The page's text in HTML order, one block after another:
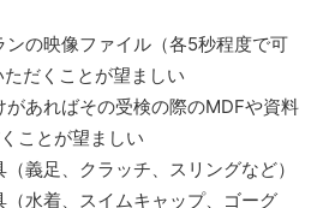
ンの映像ファイル（各5秒程度で可
だくことが望ましい
があればその受検の際のMDFや資料
ことが望ましい
義足、クラッチ、スリングなど）
（水着、スイムキャップ、ゴーグ